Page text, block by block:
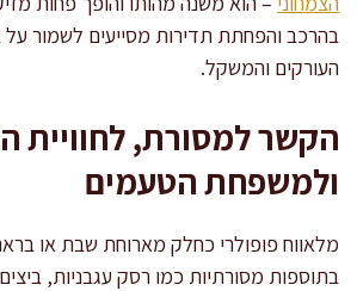
בהרכב והפחתת תדירות מסייעים לשמור על
העורקים והמשקל.
הקשר למסורת, לחוויית
ולמשפחת הטעמים
מלאווח פופולרי כחלק מארוחת שבת או
בתוספות מסורתיות כמו רסק עגבניות,